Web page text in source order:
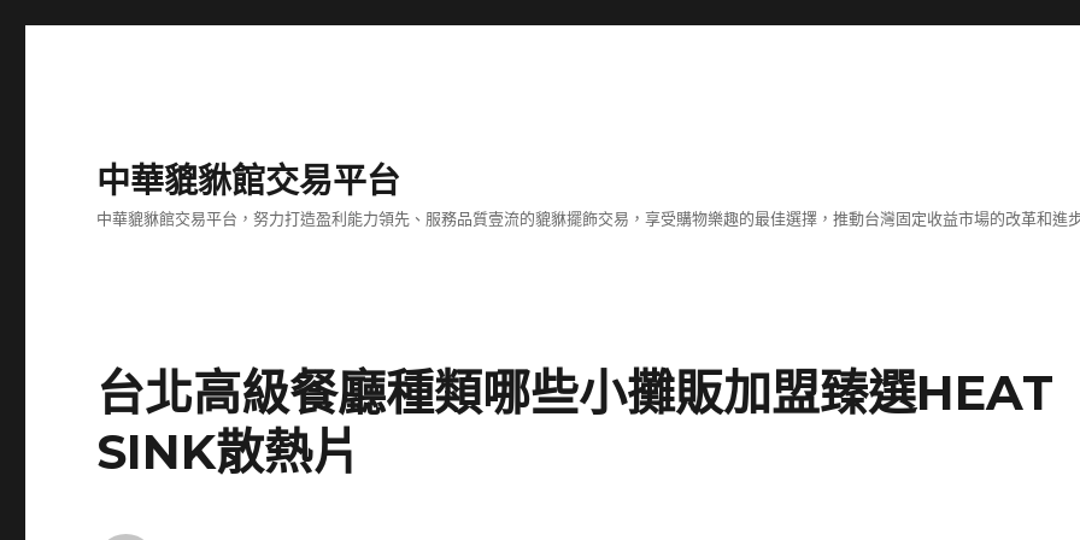
中華貔貅館交易平台
中華貔貅館交易平台，努力打造盈利能力領先、服務品質壹流的貔貅擺飾交易，享受購物樂趣的最佳選擇，推動台灣固定收益市場的改革和進
台北高級餐廳種類哪些小攤販加盟臻選HEAT
SINK散熱片